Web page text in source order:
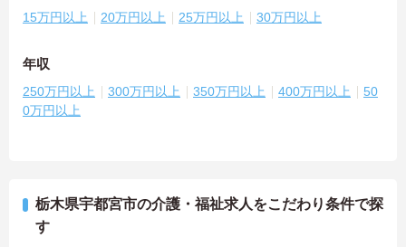
15万円以上 20万円以上 25万円以上 30万円以上
年収
250万円以上 300万円以上 350万円以上 400万円以上
50
0万円以上
栃木県宇都宮市の介護・福祉求人をこだわり条件で探
す